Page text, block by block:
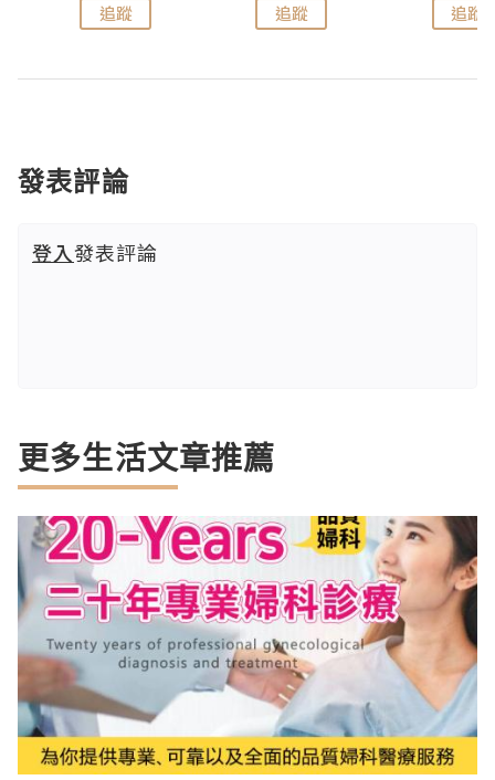
追蹤 追蹤 追蹤
發表評論
登入發表評論
更多生活文章推薦